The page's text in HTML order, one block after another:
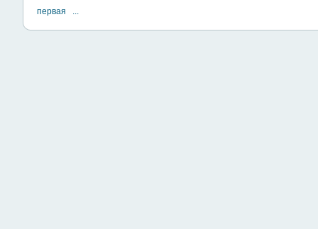
первая ...